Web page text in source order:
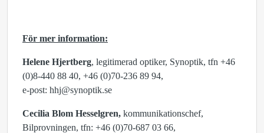
För mer information:
Helene Hjertberg, legitimerad optiker, Synoptik, tfn +46
(0)8-440 88 40, +46 (0)70-236 89 94,
e-post: hhj@synoptik.se
Cecilia Blom Hesselgren, kommunikationschef,
Bilprovningen, tfn: +46 (0)70-687 03 66,